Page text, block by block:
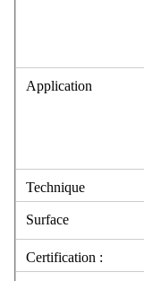
Application
Technique
Surface
Certification :